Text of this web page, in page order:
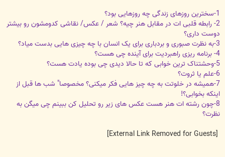
1-سخترین روزهای زندگی چه روزهایی بود؟
2- رابطه قلبی ات در مقابل هنر چیه؟ شعر / عکس/ نقاشی کدومشون رو بیشتر
دوست داری؟
3-به نظرت صبوری و بردباری برای یک انسان با چه چیزی هایی بدست میاد؟
4- برنامه ریزی راهبردیت برای آینده چی هست؟
5-وحشتناک ترین خوابی که تا حالا دیدی چی بوده یادت هست؟
6-علم یا ثروت؟
7-همیشه در خلوتت به چه چیز هایی فکر میکنی؟ مخصوصا" شب ها قبل از
اینکه بخوابی؟!
8-چون رشته ات هنر هست عکس های زیر رو تحلیل کن ببینم چی میگن به
نظرت؟